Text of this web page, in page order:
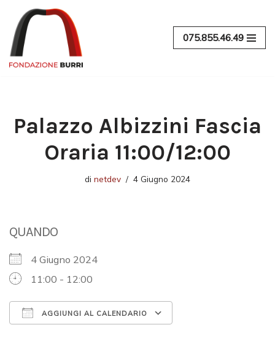
Vai
al
contenuto
075.855.46.49
Palazzo Albizzini Fascia
Oraria 11:00/12:00
di netdev 4 Giugno 2024
QUANDO
4 Giugno 2024
11:00 - 12:00
AGGIUNGI AL CALENDARIO